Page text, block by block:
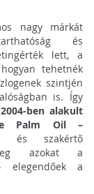
nagy márkát
és
lett, a
tehetnék
szintjén
is. Így
2004-ben alakult
Palm Oil –
és szakértő
azokat a
elegendőek a